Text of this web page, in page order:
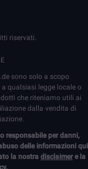
riservati.
sono solo a scopo
qualsiasi legge locale o
che riteniamo utili ai
dalla vendita di
responsabile per danni,
delle informazioni qui
la nostra disclaimere la